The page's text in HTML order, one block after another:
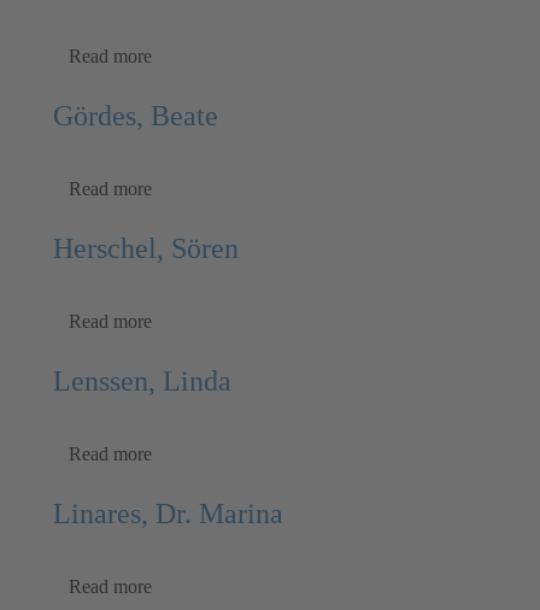
Read more
Gördes, Beate
Read more
Herschel, Sören
Read more
Lenssen, Linda
Read more
Linares, Dr. Marina
Read more